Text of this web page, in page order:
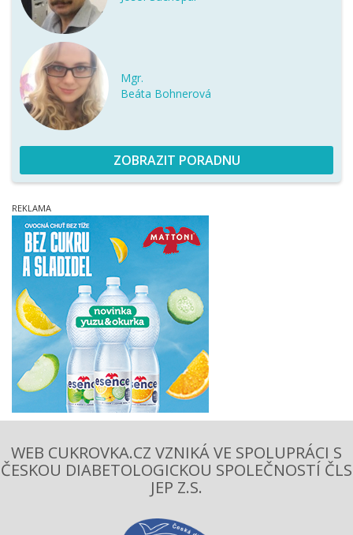
Mgr.
Beáta Bohnerová
ZOBRAZIT PORADNU
WEB CUKROVKA.CZ VZNIKÁ VE SPOLUPRÁCI S
ČESKOU DIABETOLOGICKOU SPOLEČNOSTÍ ČLS
JEP Z.S.